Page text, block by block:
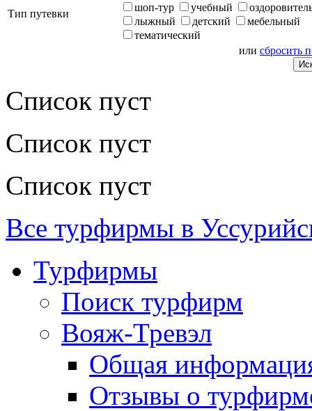
Тип путевки
шоп-тур
учебный
лыжный
детский
мебельный
тематический
или сбросить
Список пуст
Список пуст
Список пуст
Все турфирмы в
Турфирмы
Поиск турфирм
Вояж-Тревэл
Общая
Отзывы о